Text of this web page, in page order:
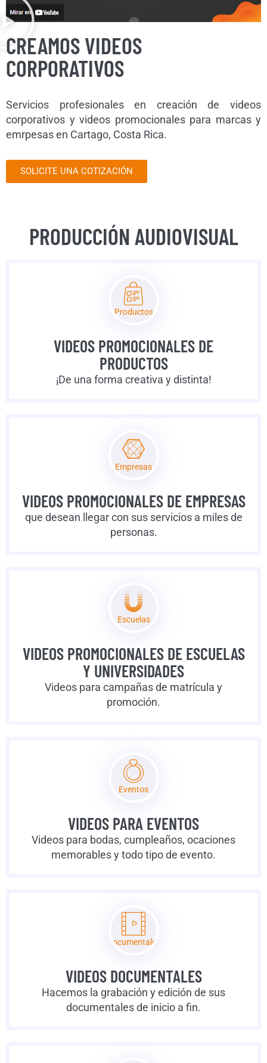
CREAMOS VIDEOS
CORPORATIVOS
Servicios profesionales en creación de videos
corporativos y videos promocionales para marcas y
emrpesas en Cartago, Costa Rica.
SOLICITE UNA COTIZACIÓN
PRODUCCIÓN AUDIOVISUAL
Productos
VIDEOS PROMOCIONALES DE
PRODUCTOS
¡De una forma creativa y distinta!
Empresas
VIDEOS PROMOCIONALES DE EMPRESAS
que desean llegar con sus servicios a miles de
personas.
Escuelas
VIDEOS PROMOCIONALES DE ESCUELAS
Y UNIVERSIDADES
Videos para campañas de matrícula y
promoción.
Eventos
VIDEOS PARA EVENTOS
Videos para bodas, cumpleaños, ocaciones
memorables y todo tipo de evento.
Documentales
VIDEOS DOCUMENTALES
Hacemos la grabación y edición de sus
documentales de inicio a fin.